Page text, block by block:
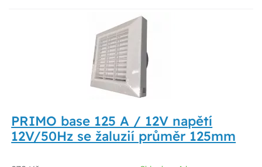
PRIMO base 125 A / 12V napětí
12V/50Hz se žaluzií průměr 125mm